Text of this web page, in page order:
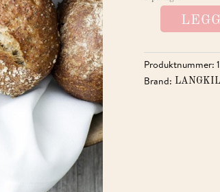
SERVIETTER
Produktnummer:
Brand: